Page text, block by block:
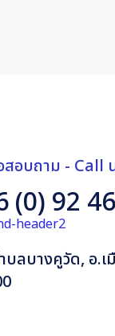
อบถาม - Call
(0) 92
ลบางคูวัด, อ.เ